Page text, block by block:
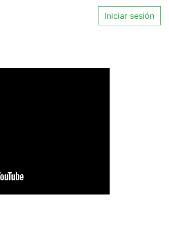
Iniciar sesión